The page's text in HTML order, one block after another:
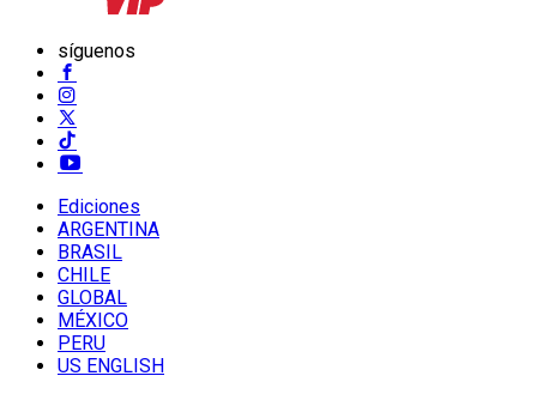
síguenos
Ediciones
ARGENTINA
BRASIL
CHILE
GLOBAL
MÉXICO
PERU
US ENGLISH